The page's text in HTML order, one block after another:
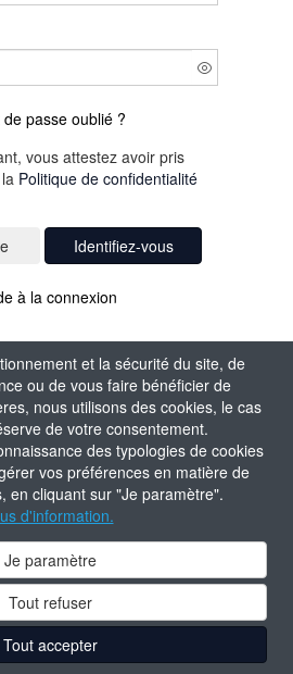
et la sécurité du site, de
ou de vous faire bénéficier de
nous utilisons des cookies, le cas
de votre consentement.
des typologies de cookies
vos préférences en matière de
en cliquant sur "Je paramètre".
d'information.
Je paramètre
Tout refuser
Tout accepter
de passe oublié ?
vous attestez avoir pris
Politique de confidentialité
Identifiez-vous
à la connexion